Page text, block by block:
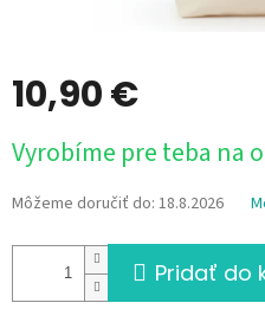
10,90 €
cena:
Vyrobíme pre teba na
Môžeme doručiť do: 18.8.2026
Pridať do